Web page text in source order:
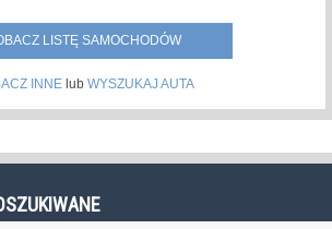
LISTĘ SAMOCHODÓW
INNElub WYSZUKAJ AUTA